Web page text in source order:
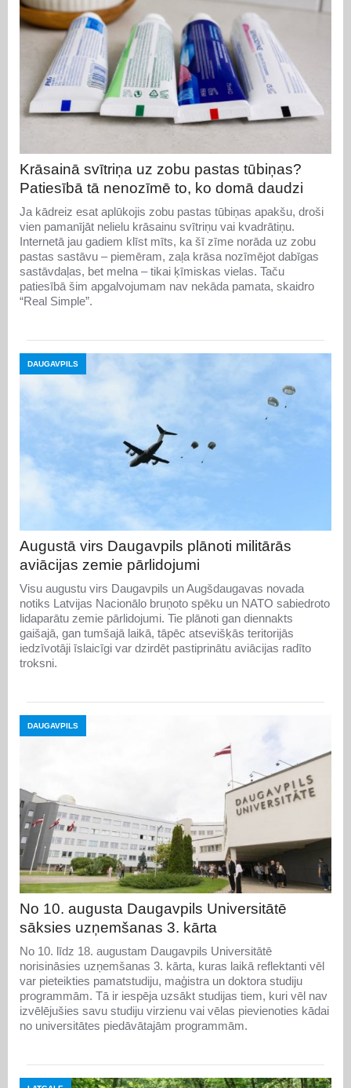
Krāsainā svītriņa uz zobu pastas tūbiņas?
Patiesībā tā nenozīmē to, ko domā daudzi
Ja kādreiz esat aplūkojis zobu pastas tūbiņas apakšu, droši
vien pamanījāt nelielu krāsainu svītriņu vai kvadrātiņu.
Internetā jau gadiem klīst mīts, ka šī zīme norāda uz zobu
pastas sastāvu – piemēram, zaļa krāsa nozīmējot dabīgas
sastāvdaļas, bet melna – tikai ķīmiskas vielas. Taču
patiesībā šim apgalvojumam nav nekāda pamata, skaidro
“Real Simple”.
DAUGAVPILS
Augustā virs Daugavpils plānoti militārās
aviācijas zemie pārlidojumi
Visu augustu virs Daugavpils un Augšdaugavas novada
notiks Latvijas Nacionālo bruņoto spēku un NATO sabiedroto
lidaparātu zemie pārlidojumi. Tie plānoti gan diennakts
gaišajā, gan tumšajā laikā, tāpēc atsevišķās teritorijās
iedzīvotāji īslaicīgi var dzirdēt pastiprinātu aviācijas radīto
troksni.
DAUGAVPILS
No 10. augusta Daugavpils Universitātē
sāksies uzņemšanas 3. kārta
No 10. līdz 18. augustam Daugavpils Universitātē
norisināsies uzņemšanas 3. kārta, kuras laikā reflektanti vēl
var pieteikties pamatstudiju, maģistra un doktora studiju
programmām. Tā ir iespēja uzsākt studijas tiem, kuri vēl nav
izvēlējušies savu studiju virzienu vai vēlas pievienoties kādai
no universitātes piedāvātajām programmām.